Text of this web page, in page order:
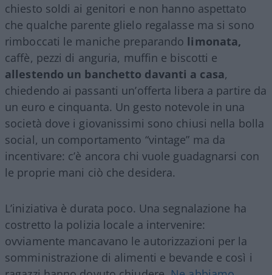
chiesto soldi ai genitori e non hanno aspettato
che qualche parente glielo regalasse ma si sono
rimboccati le maniche preparando limonata,
caffè, pezzi di anguria, muffin e biscotti e
allestendo un banchetto davanti a casa,
chiedendo ai passanti un’offerta libera a partire da
un euro e cinquanta. Un gesto notevole in una
società dove i giovanissimi sono chiusi nella bolla
social, un comportamento “vintage” ma da
incentivare: c’è ancora chi vuole guadagnarsi con
le proprie mani ciò che desidera.
L’iniziativa è durata poco. Una segnalazione ha
costretto la polizia locale a intervenire:
ovviamente mancavano le autorizzazioni per la
somministrazione di alimenti e bevande e così i